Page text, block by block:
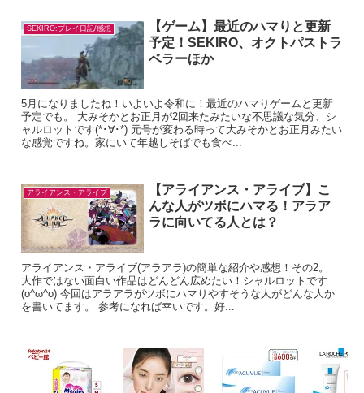
SEKIRO:プレイ日記/感想
【ゲーム】最近のハマりと更新
予定！SEKIRO、オクトパストラ
ベラーほか
5月になりましたね！いよいよ令和に！最近のハマりゲームと更新
予定でも。 大みそかとお正月が2回来たみたいな不思議な気分、シ
ャルロットです(*･∀･*) 元号が変わる時って大みそかとお正月みたい
な感覚ですね。家にいて年越しそばでも食べ...
アライアンス・アライブ
【アライアンス・アライブ】こ
んな人がツボにハマる！アラア
ラに向いてる人とは？
アライアンス・アライブ(アラアラ)の簡単な紹介や感想！その2。
大作ではない面白い作品はどんどん広めたい！シャルロットです
(o^ω^o) 今回はアラアラがツボにハマりやすそうな人がどんな人か
を書いてます。 参考になれば幸いです。好...